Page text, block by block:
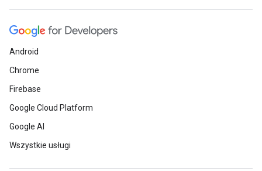
Android
Chrome
Firebase
Google Cloud Platform
Google AI
Wszystkie usługi